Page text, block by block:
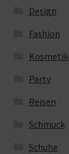
Design
Fashion
Kosmetik
Party
Reisen
Schmuck
Schuhe